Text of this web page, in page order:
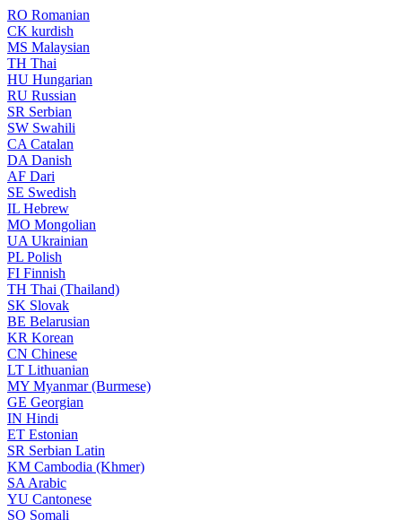
RO Romanian
CK kurdish
MS Malaysian
TH Thai
HU Hungarian
RU Russian
SR Serbian
SW Swahili
CA Catalan
DA Danish
AF Dari
SE Swedish
IL Hebrew
MO Mongolian
UA Ukrainian
PL Polish
FI Finnish
TH Thai (Thailand)
SK Slovak
BE Belarusian
KR Korean
CN Chinese
LT Lithuanian
MY Myanmar (Burmese)
GE Georgian
IN Hindi
ET Estonian
SR Serbian Latin
KM Cambodia (Khmer)
SA Arabic
YU Cantonese
SO Somali